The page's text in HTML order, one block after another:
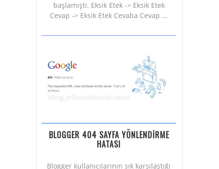
başlamıştı. Eksik Etek -> Eksik Etek
Cevap -> Eksik Etek Cevaba Cevap ...
BLOGGER 404 SAYFA YÖNLENDİRME
HATASI
Blogger kullanıcılarının sık karşılaştığı